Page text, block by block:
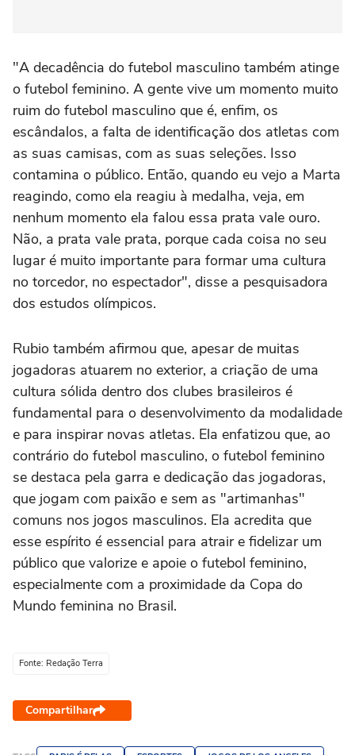
"A decadência do futebol masculino também atinge
o futebol feminino. A gente vive um momento muito
ruim do futebol masculino que é, enfim, os
escândalos, a falta de identificação dos atletas com
as suas camisas, com as suas seleções. Isso
contamina o público. Então, quando eu vejo a Marta
reagindo, como ela reagiu à medalha, veja, em
nenhum momento ela falou essa prata vale ouro.
Não, a prata vale prata, porque cada coisa no seu
lugar é muito importante para formar uma cultura
no torcedor, no espectador", disse a pesquisadora
dos estudos olímpicos.
Rubio também afirmou que, apesar de muitas
jogadoras atuarem no exterior, a criação de uma
cultura sólida dentro dos clubes brasileiros é
fundamental para o desenvolvimento da modalidade
e para inspirar novas atletas. Ela enfatizou que, ao
contrário do futebol masculino, o futebol feminino
se destaca pela garra e dedicação das jogadoras,
que jogam com paixão e sem as "artimanhas"
comuns nos jogos masculinos. Ela acredita que
esse espírito é essencial para atrair e fidelizar um
público que valorize e apoie o futebol feminino,
especialmente com a proximidade da Copa do
Mundo feminina no Brasil.
Fonte: Redação Terra
Compartilhar